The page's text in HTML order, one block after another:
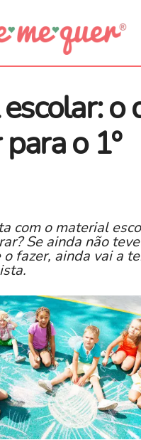
o
o 1º
com o material
Se ainda não teve
fazer, ainda vai a